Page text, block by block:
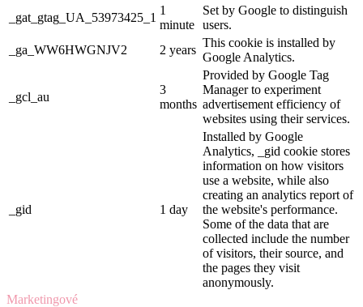
_gat_gtag_UA_53973425_1
1
minute
Set by Google to distinguish
users.
_ga_WW6HWGNJV2
2 years
This cookie is installed by
Google Analytics.
_gcl_au
3
months
Provided by Google Tag
Manager to experiment
advertisement efficiency of
websites using their services.
_gid 1 day
Installed by Google
Analytics, _gid cookie stores
information on how visitors
use a website, while also
creating an analytics report of
the website's performance.
Some of the data that are
collected include the number
of visitors, their source, and
the pages they visit
anonymously.
Marketingové